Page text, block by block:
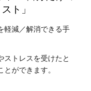
ト」
軽減／解消できる手
ストレスを受けたと
ができます。